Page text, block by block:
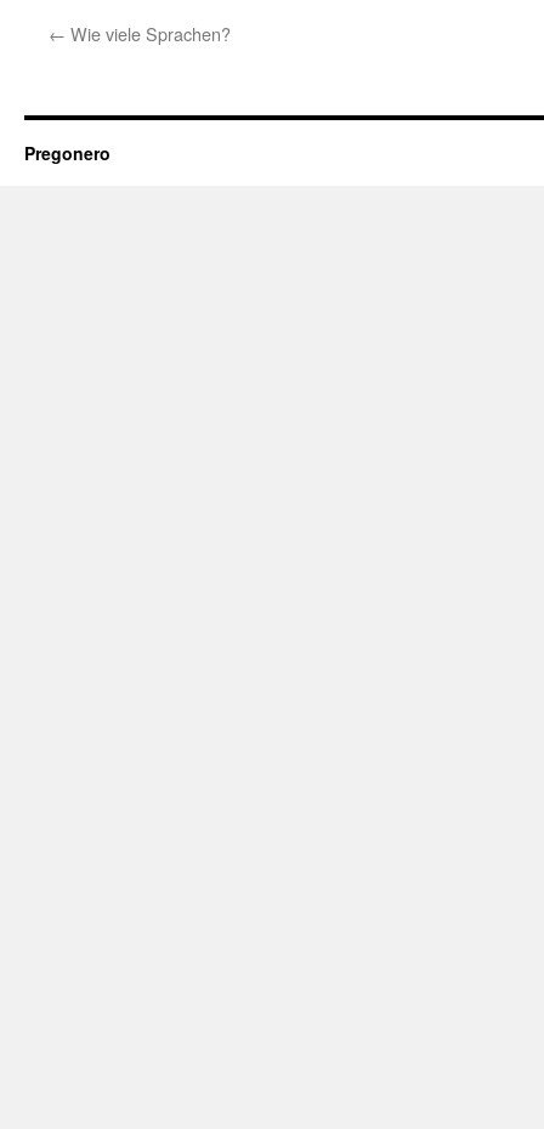
← Wie viele Sprachen?
Pregonero